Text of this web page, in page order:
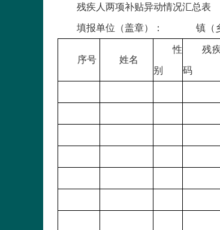
残疾人两项补贴异动情况汇总表
填报单位（盖章
序号 姓名
性
别
残
码